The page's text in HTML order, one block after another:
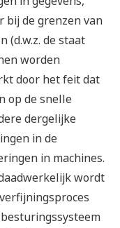
bij de grenzen van
(d.w.z. de staat
worden
door het feit dat
op de snelle
dergelijke
in de
in machines.
wordt